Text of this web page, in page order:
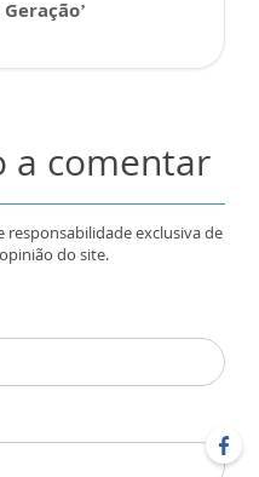
a comentar
responsabilidade exclusiva de
do site.